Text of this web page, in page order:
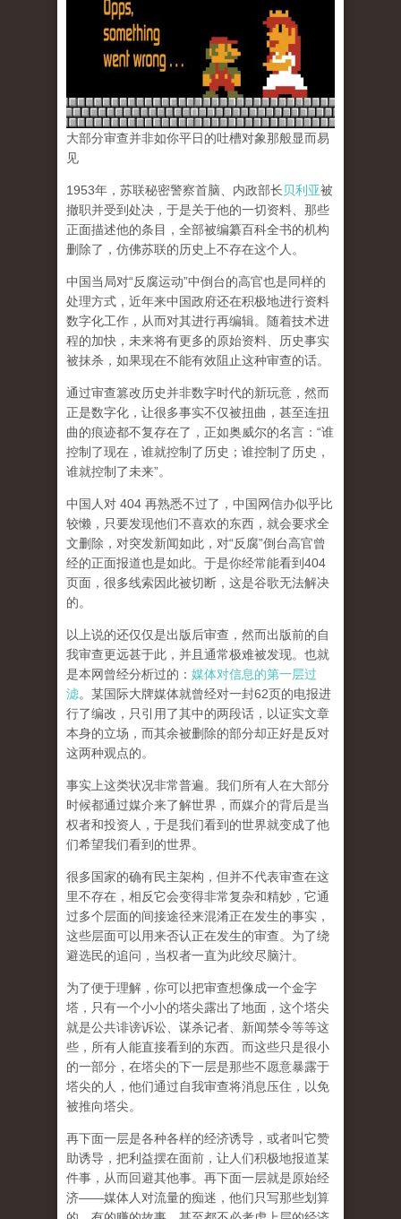
大部分审查并非如你平日的吐槽对象那般显而易
见
1953年，苏联秘密警察首脑、内政部长贝利亚被
撤职并受到处决，于是关于他的一切资料、那些
正面描述他的条目，全部被编纂百科全书的机构
删除了，仿佛苏联的历史上不存在这个人。
中国当局对“反腐运动”中倒台的高官也是同样的
处理方式，近年来中国政府还在积极地进行资料
数字化工作，从而对其进行再编辑。随着技术进
程的加快，未来将有更多的原始资料、历史事实
被抹杀，如果现在不能有效阻止这种审查的话。
通过审查篡改历史并非数字时代的新玩意，然而
正是数字化，让很多事实不仅被扭曲，甚至连扭
曲的痕迹都不复存在了，正如奥威尔的名言：“谁
控制了现在，谁就控制了历史；谁控制了历史，
谁就控制了未来”。
中国人对 404 再熟悉不过了，中国网信办似乎比
较懒，只要发现他们不喜欢的东西，就会要求全
文删除，对突发新闻如此，对“反腐”倒台高官曾
经的正面报道也是如此。于是你经常能看到404
页面， 很多线索因此被切断，这是谷歌无法解决
的。
以上说的还仅仅是出版后审查，然而出版前的自
我审查更远甚于此，并且通常极难被发现。 也就
是本网曾经分析过的： 媒体对信息的第一层过
滤。某国际大牌媒体就曾经对一封62页的电报进
行了编改，只引用了其中的两段话，以证实文章
本身的立场，而其余被删除的部分却正好是反对
这两种观点的。
事实上这类状况非常普遍。我们所有人在大部分
时候都通过媒介来了解世界，而媒介的背后是当
权者和投资人，于是我们看到的世界就变成了他
们希望我们看到的世界。
很多国家的确有民主架构，但并不代表审查在这
里不存在，相反它会变得非常复杂和精妙，它通
过多个层面的间接途径来混淆正在发生的事实，
这些层面可以用来否认正在发生的审查。为了绕
避选民的追问，当权者一直为此绞尽脑汁。
为了便于理解，你可以把审查想像成一个金字
塔，只有一个小小的塔尖露出了地面，这个塔尖
就是公共诽谤诉讼、谋杀记者、新闻禁令等等这
些，所有人能直接看到的东西。而这些只是很小
的一部分，在塔尖的下一层是那些不愿意暴露于
塔尖的人，他们通过自我审查将消息压住，以免
被推向塔尖。
再下面一层是各种各样的经济诱导，或者叫它赞
助诱导，把利益摆在面前，让人们积极地报道某
件事，从而回避其他事。再下面一层就是原始经
济——媒体人对流量的痴迷，他们只写那些划算